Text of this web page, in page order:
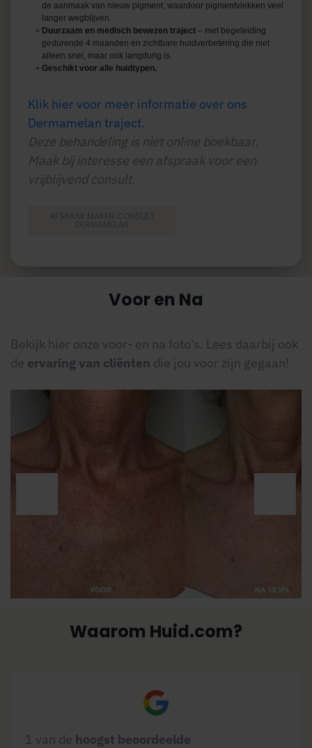
de aanmaak van nieuw pigment, waardoor pigmentvlekken veel
langer wegblijven.
Duurzaam en medisch bewezen traject – met begeleiding
gedurende 4 maanden en zichtbare huidverbetering die niet
alleen snel, maar ook langdurig is.
Geschikt voor alle huidtypen.
Klik hier voor meer informatie over ons
Dermamelan traject.
Deze behandeling is niet online boekbaar.
Maak bij interesse een afspraak voor een
vrijblijvend consult.
AFSPAAK MAKEN CONSULT
DERMAMELAN
Voor en Na
Bekijk hier onze voor- en na foto’s. Lees daarbij ook
de ervaring van cliënten die jou voor zijn gegaan!
Waarom Huid.com?
1 van de hoogst beoordeelde